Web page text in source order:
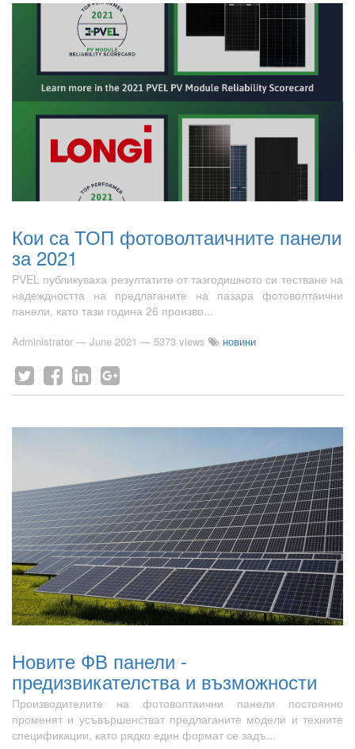
Кои са ТОП фотоволтаичните панели
за 2021
PVEL публикуваха резултатите от тазгодишното си тестване на
надеждността на предлаганите на пазара фотоволтаични
панели, като тази година 26 произво...
Administrator — June 2021 — 5373 views новини
Новите ФВ панели -
предизвикателства и възможности
Производителите на фотоволтаични панели постоянно
променят и усъвършенстват предлаганите модели и техните
спецификации, като рядко един формат се задъ...